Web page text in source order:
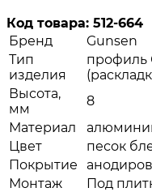
Код товара: 512-664
Бренд
Gunsen
Тип
изделия
профиль
Высота,
мм
8
Материал
Цвет
песок
Покрытие
Монтаж
Под